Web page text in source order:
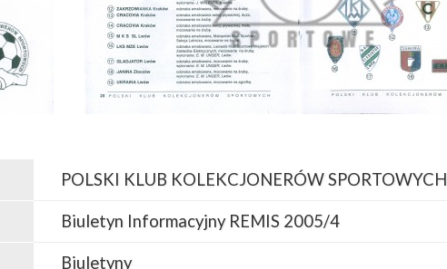
POLSKI KLUB KOLEKCJONERÓW SPORTOWYCH
Biuletyn Informacyjny REMIS 2005/4
Biuletyny